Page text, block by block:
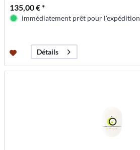
135,00 € *
immédiatement prêt pour l'expédition
Détails